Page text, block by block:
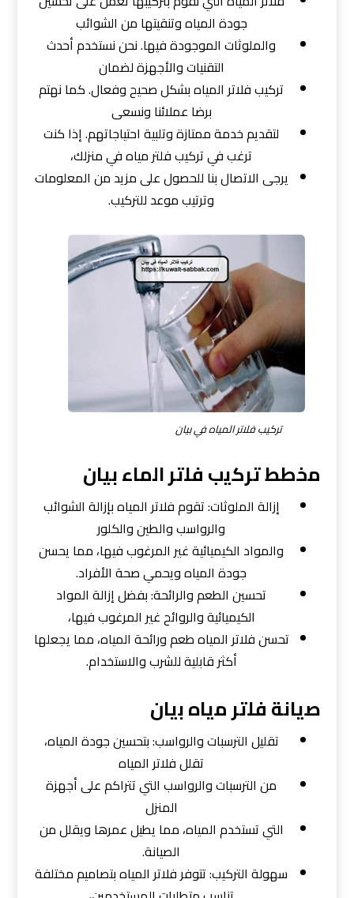
جودة المياه وتنقيتها من الشوائب
والملوثات الموجودة فيها. نحن نستخدم أحدث
التقنيات والأجهزة لضمان
تركيب فلاتر المياه بشكل صحيح وفعال. كما نهتم
برضا عملائنا ونسعى
لتقديم خدمة ممتازة وتلبية احتياجاتهم. إذا كنت
ترغب في تركيب فلتر مياه في منزلك،
يرجى الاتصال بنا للحصول على مزيد من المعلومات
وترتيب موعد للتركيب.
تركيب فلاتر المياه في بيان
ﻣﺧطط ﺗﺮﻛﻳب ﻓﻠﺗﺮ اﻟﻣﺎء بيان
إزالة الملوثات: تقوم فلاتر المياه بإزالة الشوائب
والرواسب والطين والكلور
والمواد الكيميائية غير المرغوب فيها، مما يحسن
جودة المياه ويحمي صحة الأفراد.
تحسين الطعم والرائحة: بفضل إزالة المواد
الكيميائية والروائح غير المرغوب فيها،
تحسن فلاتر المياه طعم ورائحة المياه، مما يجعلها
أكثر قابلية للشرب والاستخدام.
ﺻﻳﺎﻧﺔ ﻓﻠﺗﺮ ﻣﻳﺎه ﺑﻳﺎن
تقليل الترسبات والرواسب: بتحسين جودة المياه،
تقلل فلاتر المياه
من الترسبات والرواسب التي تتراكم على أجهزة
المنزل
التي تستخدم المياه، مما يطيل عمرها ويقلل من
الصيانة.
سهولة التركيب: تتوفر فلاتر المياه بتصاميم مختلفة